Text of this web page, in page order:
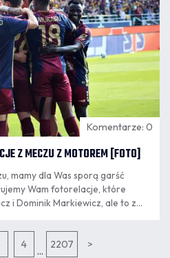
Komentarze: 0
Z MECZU Z MOTOREM [FOTO]
mamy dla Was sporą garść
Wam fotorelacje, które
i Dominik Markiewicz, ale to z
4
...
2207 >